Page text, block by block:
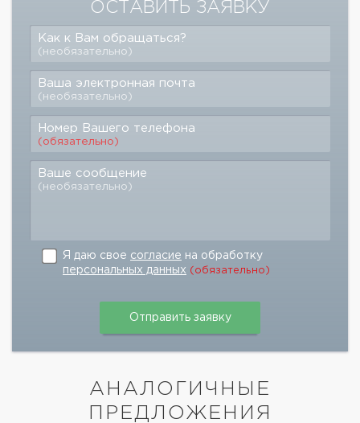
ОСТАВИТЬ ЗАЯВКУ
Как к Вам обращаться?
(необязательно)
Ваша электронная почта
(необязательно)
Номер Вашего телефона
(обязательно)
Ваше сообщение
(необязательно)
Я даю свое согласие на обработку
персональных данных (обязательно)
АНАЛОГИЧНЫЕ
ПРЕДЛОЖЕНИЯ